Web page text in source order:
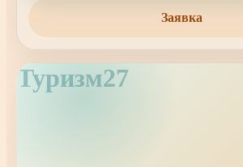
Заявка
Туризм27